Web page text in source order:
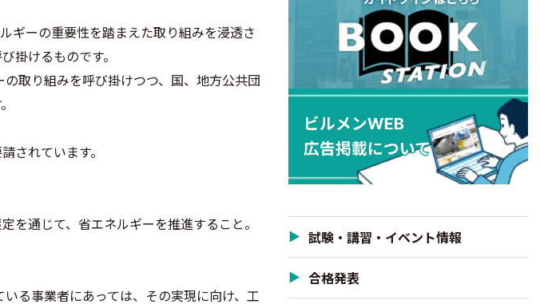
ギーの重要性を踏まえた取り組みを浸透さ
掛けるものです。
取り組みを呼び掛けつつ、国、地方公共団
されています。
を通じて、省エネルギーを推進すること。
る事業者にあっては、その実現に向け、工
試験・講習・イベント情報
合格発表